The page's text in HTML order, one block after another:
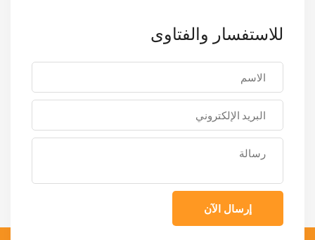
للاستفسار والفتاوى
إرسال الآن